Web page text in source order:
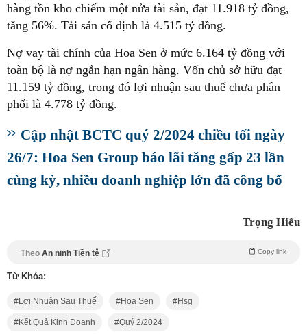
hàng tồn kho chiếm một nửa tài sản, đạt 11.918 tỷ đồng,
tăng 56%. Tài sản cố định là 4.515 tỷ đồng.
Nợ vay tài chính của Hoa Sen ở mức 6.164 tỷ đồng với
toàn bộ là nợ ngắn hạn ngân hàng. Vốn chủ sở hữu đạt
11.159 tỷ đồng, trong đó lợi nhuận sau thuế chưa phân
phối là 4.778 tỷ đồng.
Cập nhật BCTC quý 2/2024 chiều tối ngày
26/7: Hoa Sen Group báo lãi tăng gấp 23 lần
cùng kỳ, nhiều doanh nghiệp lớn đã công bố
Trọng Hiếu
Theo An ninh Tiền tệ Copy link
Từ Khóa:
Lợi Nhuận Sau Thuế Hoa Sen Hsg
Kết Quả Kinh Doanh Quý 2/2024